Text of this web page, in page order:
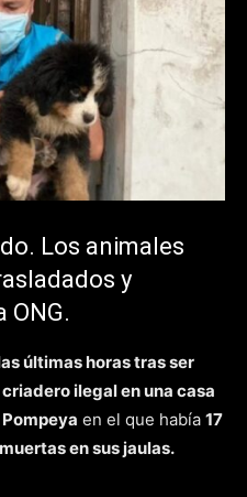
Los animales
y
ONG.
últimas horas tras ser
ilegal en una casa
en el que había 17
en sus jaulas.